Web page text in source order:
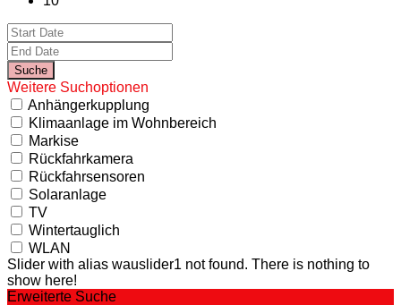
Weitere Suchoptionen
Anhängerkupplung
Klimaanlage im Wohnbereich
Markise
Rückfahrkamera
Rückfahrsensoren
Solaranlage
TV
Wintertauglich
WLAN
Slider with alias wauslider1 not found. There is nothing to
show here!
Erweiterte Suche